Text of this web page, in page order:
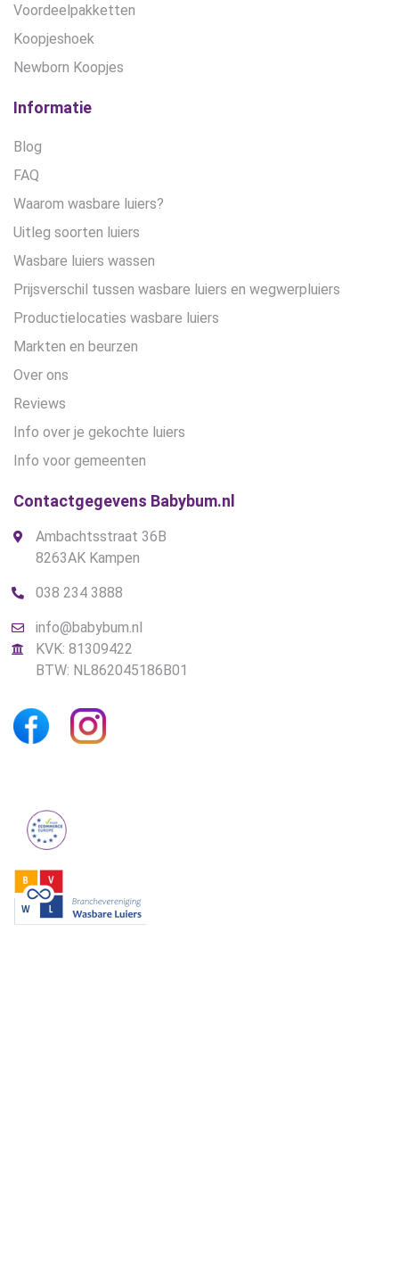
Voordeelpakketten
Koopjeshoek
Newborn Koopjes
Informatie
Blog
FAQ
Waarom wasbare luiers?
Uitleg soorten luiers
Wasbare luiers wassen
Prijsverschil tussen wasbare luiers en wegwerpluiers
Productielocaties wasbare luiers
Markten en beurzen
Over ons
Reviews
Info over je gekochte luiers
Info voor gemeenten
Contactgegevens Babybum.nl
Ambachtsstraat 36B
8263AK Kampen
038 234 3888
info@babybum.nl
KVK: 81309422
BTW: NL862045186B01